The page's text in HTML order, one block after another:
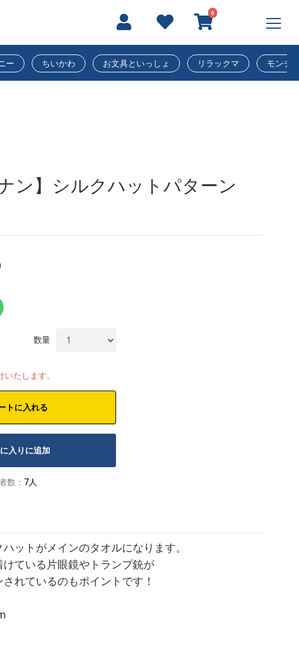
0
ー ちいかわ お文具といっしょ リラックマ モンチ
ナン】シルクハットパターン
数量
たします。
トに入れる
入りに追加
数： 7人
ットがメインのタオルになります。
ている片眼鏡やトランプ銃が
れているのもポイントです！